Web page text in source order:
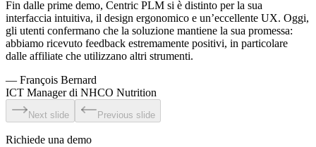
Fin dalle prime demo, Centric PLM si è distinto per la sua
interfaccia intuitiva, il design ergonomico e un’eccellente UX. Oggi,
gli utenti confermano che la soluzione mantiene la sua promessa:
abbiamo ricevuto feedback estremamente positivi, in particolare
dalle affiliate che utilizzano altri strumenti.
— François Bernard
ICT Manager di NHCO Nutrition
Next slide Previous slide
Richiede una demo